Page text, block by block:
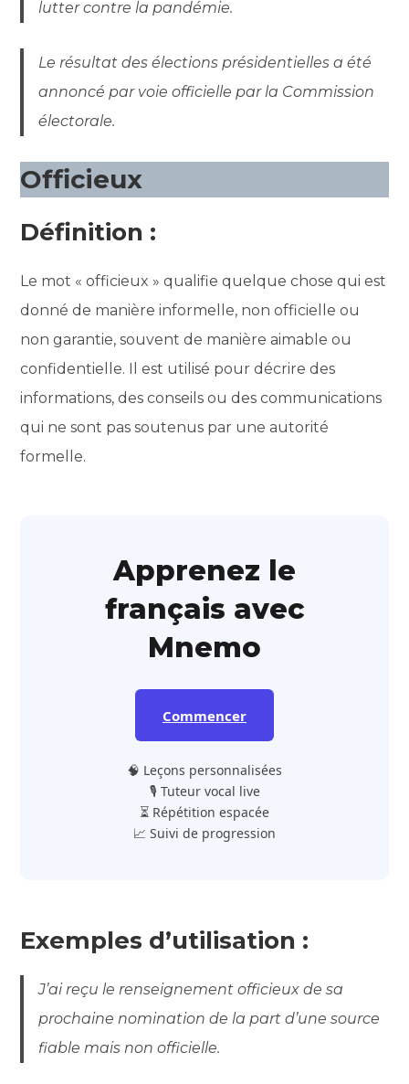
lutter contre la pandémie.
Le résultat des élections présidentielles a été
annoncé par voie officielle par la Commission
électorale.
Officieux
Définition :
Le mot « officieux » qualifie quelque chose qui est
donné de manière informelle, non officielle ou
non garantie, souvent de manière aimable ou
confidentielle. Il est utilisé pour décrire des
informations, des conseils ou des communications
qui ne sont pas soutenus par une autorité
formelle.
Apprenez le
français avec
Mnemo
Commencer
🧠 Leçons personnalisées
🎙️ Tuteur vocal live
⏳ Répétition espacée
📈 Suivi de progression
Exemples d’utilisation :
J’ai reçu le renseignement officieux de sa
prochaine nomination de la part d’une source
fiable mais non officielle.